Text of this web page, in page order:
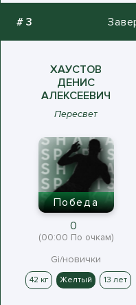
# 3
ХАУСТОВ
ДЕНИС
АЛЕКСЕЕВИЧ
Пересвет
Победа
0
(00:00 По очкам)
Gi/новички
42 кг Желтый 13 лет